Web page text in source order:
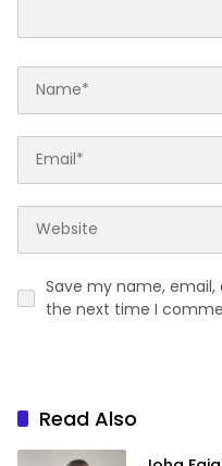
Save my name,
the next time I
Read Also